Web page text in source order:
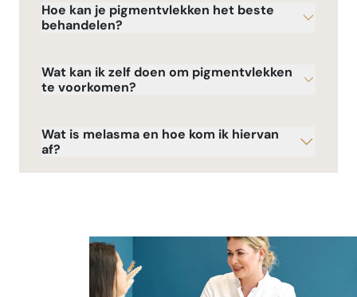
Hoe kan je pigmentvlekken het beste
behandelen?
Wat kan ik zelf doen om pigmentvlekken
te voorkomen?
Wat is melasma en hoe kom ik hiervan
af?